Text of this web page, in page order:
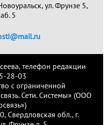
ул. Фрунзе 5,
5
телефон редакции
28-03
с ограниченной
Сети. Системы» (ООО
Свердловская обл., г.